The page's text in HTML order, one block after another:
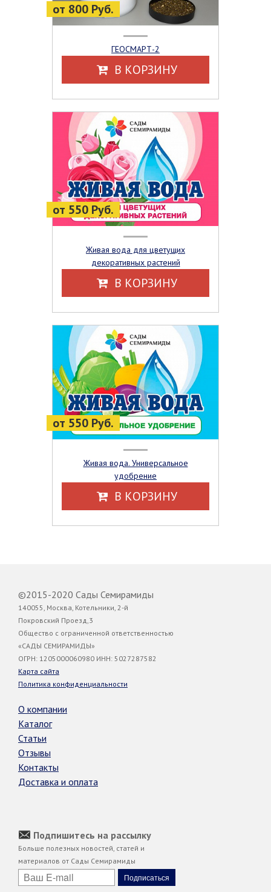
от 800 Руб.
ГЕОСМАРТ-2
В КОРЗИНУ
от 550 Руб.
Живая вода для цветущих
декоративных растений
В КОРЗИНУ
от 550 Руб.
Живая вода. Универсальное
удобрение
В КОРЗИНУ
©2015-2020 Сады Семирамиды
140055, Москва, Котельники, 2-й
Покровский Проезд,3
Общество с ограниченной ответственностью
«САДЫ СЕМИРАМИДЫ»
ОГРН: 1205000060980 ИНН: 5027287582
Карта сайта
Политика конфиденциальности
О компании
Каталог
Статьи
Отзывы
Контакты
Доставка и оплата
Подпишитесь на рассылку
Больше полезных новостей, статей и
материалов от Сады Семирамиды